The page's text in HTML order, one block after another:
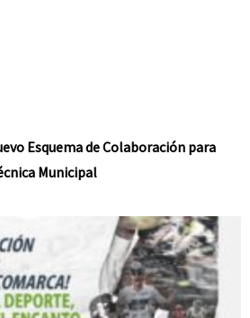
Esquema de Colaboración para
Municipal